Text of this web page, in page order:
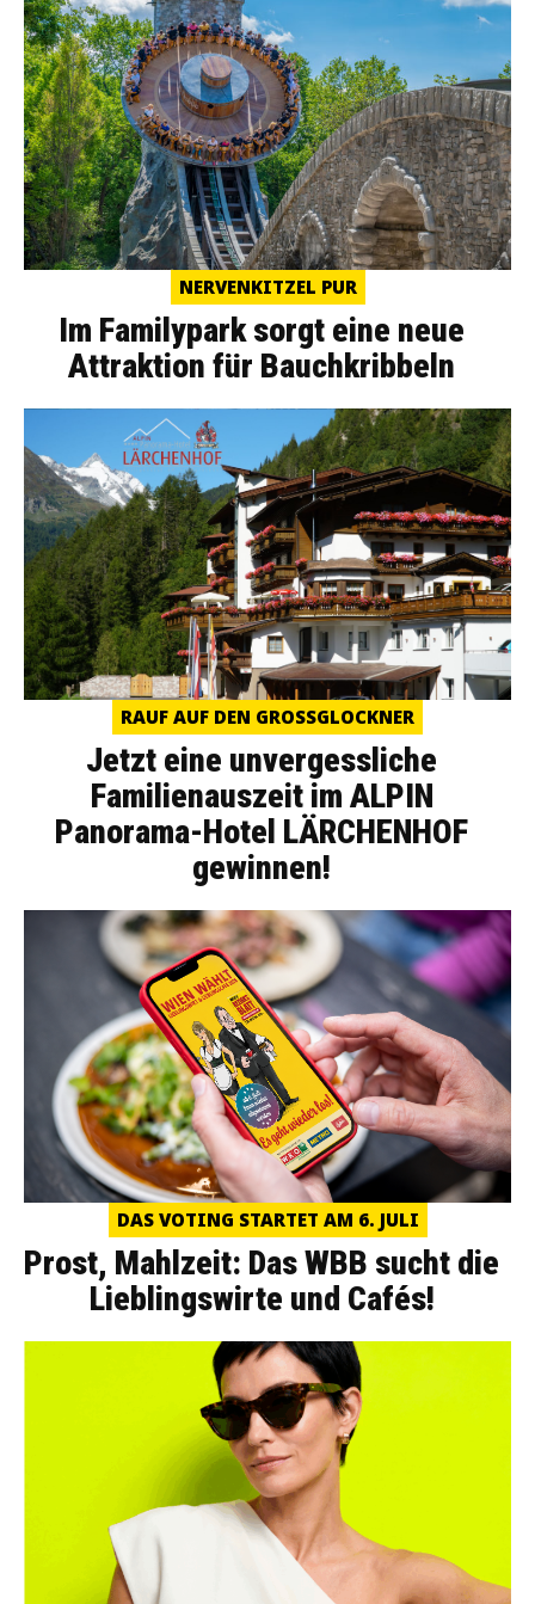
NERVENKITZEL PUR
Im Familypark sorgt eine neue
Attraktion für Bauchkribbeln
RAUF AUF DEN GROSSGLOCKNER
Jetzt eine unvergessliche
Familienauszeit im ALPIN
Panorama-Hotel LÄRCHENHOF
gewinnen!
DAS VOTING STARTET AM 6. JULI
Prost, Mahlzeit: Das WBB sucht die
Lieblingswirte und Cafés!